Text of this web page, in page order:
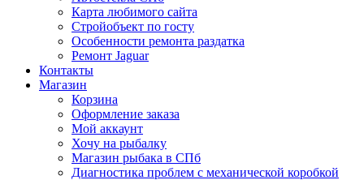
Карта любимого сайта
Стройобъект по госту
Особенности ремонта раздатка
Ремонт Jaguar
Контакты
Магазин
Корзина
Оформление заказа
Мой аккаунт
Хочу на рыбалку
Магазин рыбака в СПб
Диагностика проблем с механической коробкой